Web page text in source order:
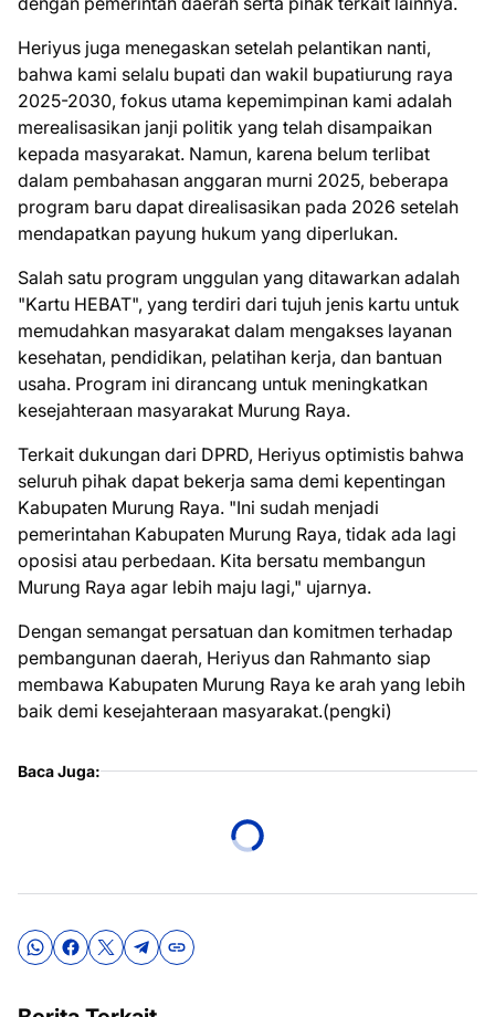
Heriyus juga menegaskan setelah pelantikan nanti,
bahwa kami selalu bupati dan wakil bupatiurung raya
2025-2030, fokus utama kepemimpinan kami adalah
merealisasikan janji politik yang telah disampaikan
kepada masyarakat. Namun, karena belum terlibat
dalam pembahasan anggaran murni 2025, beberapa
program baru dapat direalisasikan pada 2026 setelah
mendapatkan payung hukum yang diperlukan.
Salah satu program unggulan yang ditawarkan adalah
"Kartu HEBAT", yang terdiri dari tujuh jenis kartu untuk
memudahkan masyarakat dalam mengakses layanan
kesehatan, pendidikan, pelatihan kerja, dan bantuan
usaha. Program ini dirancang untuk meningkatkan
kesejahteraan masyarakat Murung Raya.
Terkait dukungan dari DPRD, Heriyus optimistis bahwa
seluruh pihak dapat bekerja sama demi kepentingan
Kabupaten Murung Raya. "Ini sudah menjadi
pemerintahan Kabupaten Murung Raya, tidak ada lagi
oposisi atau perbedaan. Kita bersatu membangun
Murung Raya agar lebih maju lagi," ujarnya.
Dengan semangat persatuan dan komitmen terhadap
pembangunan daerah, Heriyus dan Rahmanto siap
membawa Kabupaten Murung Raya ke arah yang lebih
baik demi kesejahteraan masyarakat.(pengki)
Baca Juga: